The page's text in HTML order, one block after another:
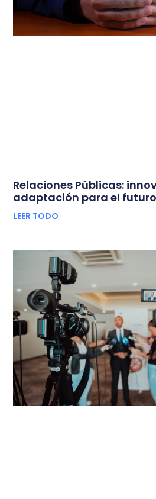
Relaciones Públicas:
adaptación para el futuro
LEER TODO